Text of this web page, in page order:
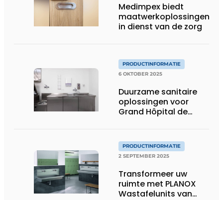
Medimpex biedt
maatwerkoplossingen
in dienst van de zorg
PRODUCTINFORMATIE
6 OKTOBER 2025
Duurzame sanitaire
oplossingen voor
Grand Hôpital de
PRODUCTINFORMATIE
2 SEPTEMBER 2025
Transformeer uw
ruimte met PLANOX
Wastafelunits van